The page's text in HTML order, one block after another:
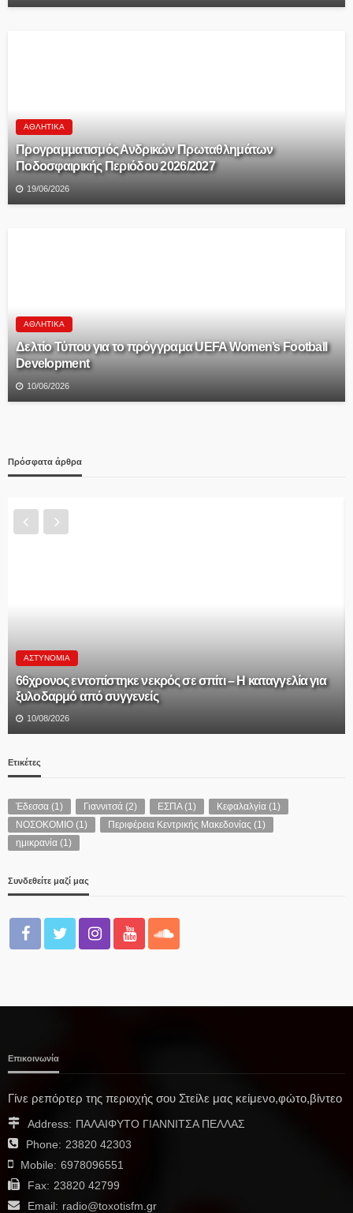
ΑΘΛΗΤΙΚΆ
Προγραμματισμός Ανδρικών Πρωταθλημάτων
Ποδοσφαιρικής Περιόδου 2026/2027
19/06/2026
ΑΘΛΗΤΙΚΆ
Δελτίο Τύπου για το πρόγγραμα UEFA Women’s Football
Development
10/06/2026
Πρόσφατα άρθρα
Δ.ΑΛΜΩΠΊΑΣ
ΠΡΟΣΚΛΗΣΗ ΤΑΚΤΙΚΗΣ ΣΥΝΕΔΡΙΑΣΗΣ ΔΗΜΟΤΙΚΟΥ
ΣΥΜΒΟΥΛΙΟΥ ΤΟΥ ΔΗΜΟΥ ΑΛΜΩΠΙΑΣ
10/08/2026
Ετικέτες
Έδεσσα (1) Γιαννιτσά (2) ΕΣΠΑ(1) Κεφαλαλγία (1)
ΝΟΣΟΚΟΜΙΟ (1) Περιφέρεια Κεντρικής Μακεδονίας (1)
ημικρανία (1)
Συνδεθείτε μαζί μας
Επικοινωνία
Γίνε ρεπόρτερ της περιοχής σου Στείλε μας κείμενο,φώτο,βίντεο
Address: ΠΑΛΑΙΦΥΤΟ ΓΙΑΝΝΙΤΣΑ ΠΕΛΛΑΣ
Phone: 23820 42303
Mobile: 6978096551
Fax: 23820 42799
Email: radio@toxotisfm.gr